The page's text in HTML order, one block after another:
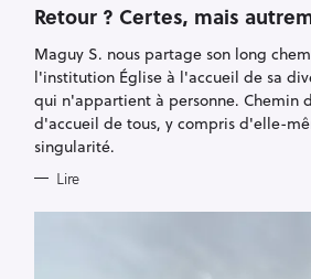
T
E
O
R
I
E
S
Retour ? Certes, mais
Maguy S. nous partage son long
l'institution Église à l'accueil de sa
qui n'appartient à personne. Chemin
d'accueil de tous, y compris d'elle-
singularité.
Lire